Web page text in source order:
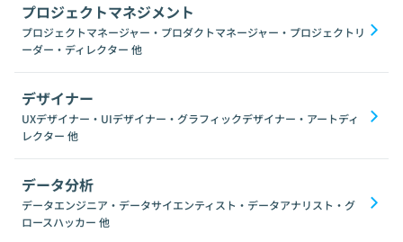
プロジェクトマネジメント
プロジェクトマネージャー・プロダクトマネージャー・プロジェクトリ
ーダー・ディレクター 他
デザイナー
UXデザイナー・UIデザイナー・グラフィックデザイナー・アートディ
レクター 他
データ分析
データエンジニア・データサイエンティスト・データアナリスト・グ
ロースハッカー 他